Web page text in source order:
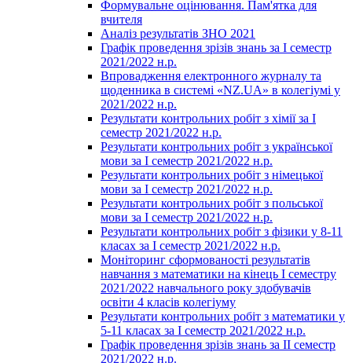
Формувальне оцінювання. Пам'ятка для
вчителя
Аналіз результатів ЗНО 2021
Графік проведення зрізів знань за І семестр
2021/2022 н.р.
Впровадження електронного журналу та
щоденника в системі «NZ.UA» в колегіумі у
2021/2022 н.р.
Результати контрольних робіт з хімії за І
семестр 2021/2022 н.р.
Результати контрольних робіт з української
мови за І семестр 2021/2022 н.р.
Результати контрольних робіт з німецької
мови за І семестр 2021/2022 н.р.
Результати контрольних робіт з польської
мови за І семестр 2021/2022 н.р.
Результати контрольних робіт з фізики у 8-11
класах за І семестр 2021/2022 н.р.
Моніторинг сформованості результатів
навчання з математики на кінець І семестру
2021/2022 навчального року здобувачів
освіти 4 класів колегіуму
Результати контрольних робіт з математики у
5-11 класах за І семестр 2021/2022 н.р.
Графік проведення зрізів знань за ІІ семестр
2021/2022 н.р.